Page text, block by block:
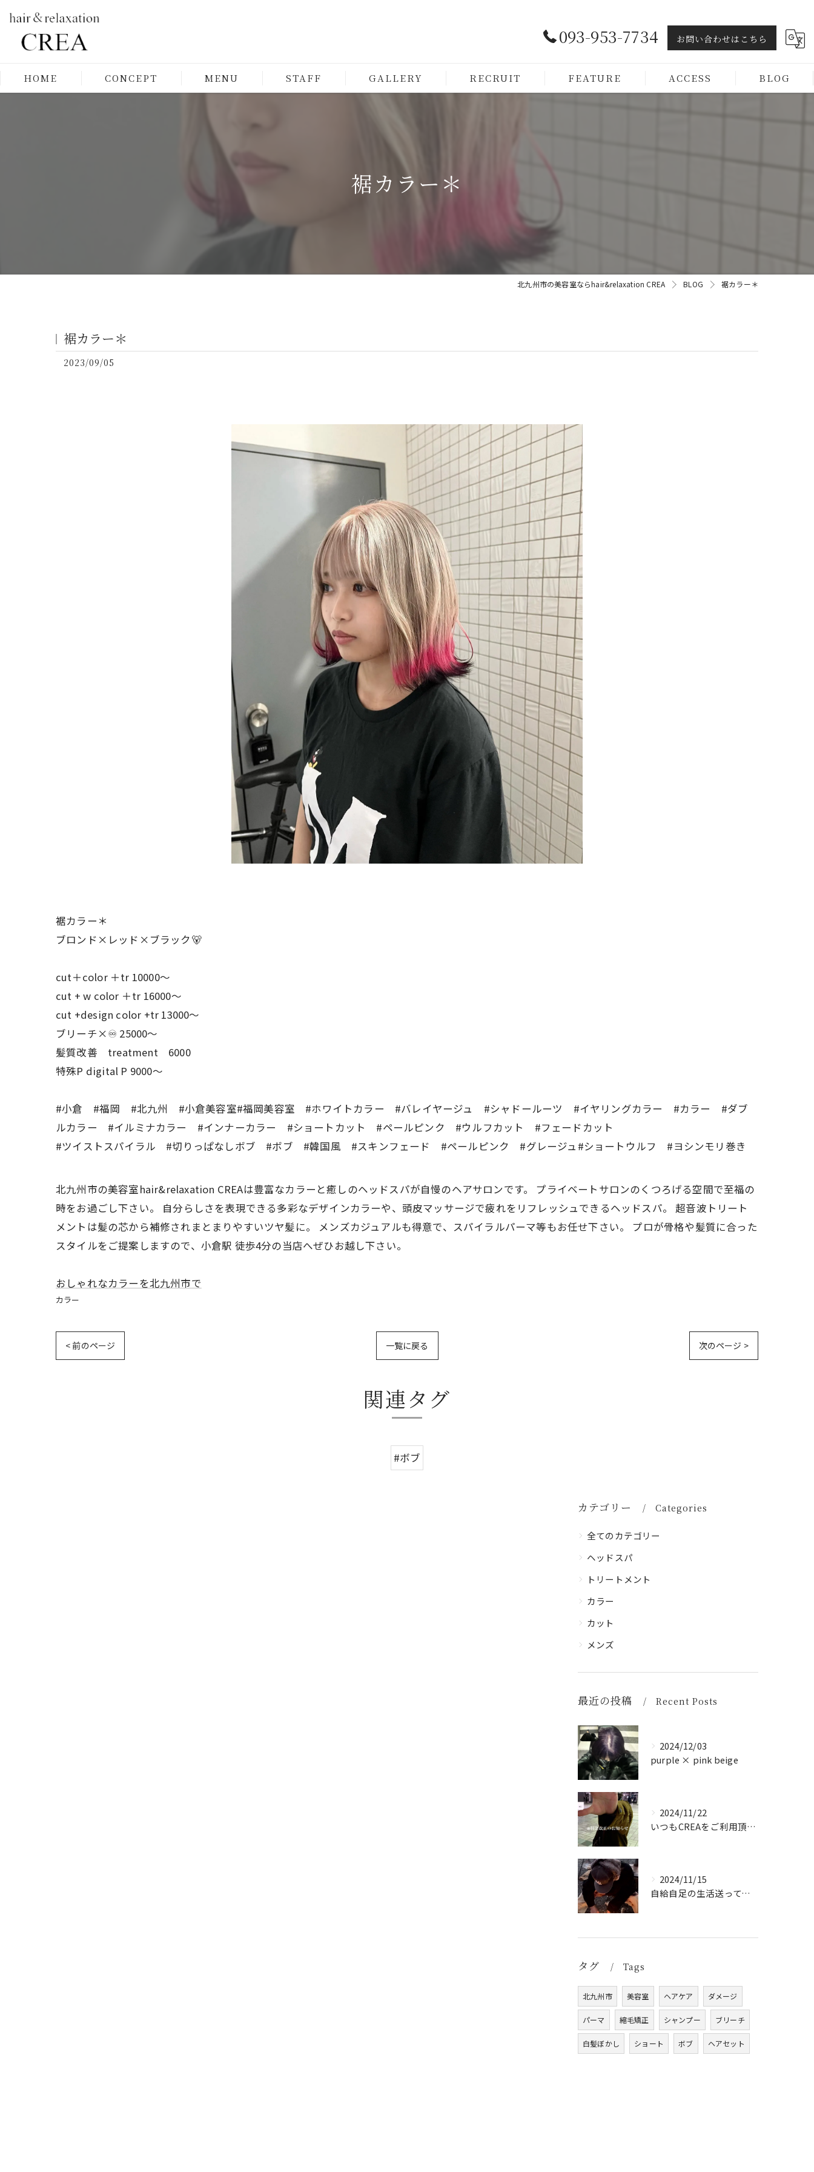
093-953-7734 お問い合わせはこちら
HOME CONCEPT MENU STAFF GALLERY RECRUIT FEATURE ACCESS BLOG
裾カラー＊
北九州市の美容室ならhair&relaxation CREA BLOG 裾カラー＊
裾カラー＊
2023/09/05
裾カラー＊
ブロンド×レッド×ブラック🐻
cut＋color ＋tr 10000〜
cut + w color ＋tr 16000〜
cut +design color +tr 13000〜
ブリーチ×♾ 25000〜
髪質改善 treatment 6000
特殊P digital P 9000〜
#小倉 #福岡 #北九州 #小倉美容室#福岡美容室 #ホワイトカラー #バレイヤージュ #シャドールーツ #イヤリングカラー #カラー #ダブ
ルカラー #イルミナカラー #インナーカラー #ショートカット #ペールピンク #ウルフカット #フェードカット
#ツイストスパイラル #切りっぱなしボブ #ボブ #韓国風 #スキンフェード #ペールピンク #グレージュ#ショートウルフ #ヨシンモリ巻き
北九州市の美容室hair&relaxation CREAは豊富なカラーと癒しのヘッドスパが自慢のヘアサロンです。 プライベートサロンのくつろげる空間で至福の
時をお過ごし下さい。 自分らしさを表現できる多彩なデザインカラーや、頭皮マッサージで疲れをリフレッシュできるヘッドスパ。 超音波トリート
メントは髪の芯から補修されまとまりやすいツヤ髪に。 メンズカジュアルも得意で、スパイラルパーマ等もお任せ下さい。 プロが骨格や髪質に合った
スタイルをご提案しますので、小倉駅 徒歩4分の当店へぜひお越し下さい。
おしゃれなカラーを北九州市で
カラー
< 前のページ 一覧に戻る 次のページ >
関連タグ
#ボブ
カテゴリー Categories
全てのカテゴリー
ヘッドスパ
トリートメント
カラー
カット
メンズ
最近の投稿 Recent Posts
2024/12/03
purple × pink beige
2024/11/22
いつもCREAをご利用頂き誠に有難う御座います！
2024/11/15
自給自足の生活送ってます
タグ Tags
北九州市 美容室 ヘアケア ダメージ
パーマ 縮毛矯正 シャンプー ブリーチ
白髪ぼかし ショート ボブ ヘアセット